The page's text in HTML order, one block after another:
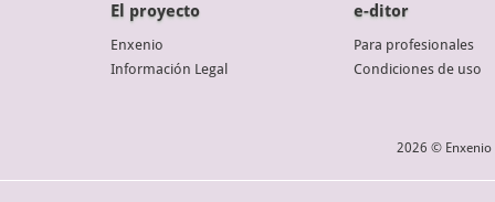
El proyecto
Enxenio
Información Legal
e-ditor
Para profesionales
Condiciones de uso
2026 © Enxenio